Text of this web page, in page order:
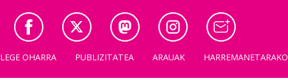
LEGE OHARRA PUBLIZITATEA ARAUAK HARREMANETARAKO